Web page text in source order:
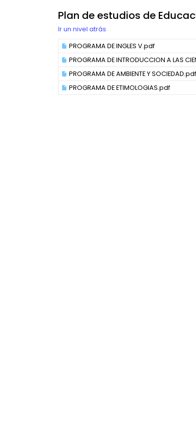
Plan de estudios de
Ir un nivel atrás
PROGRAMA DE INGLES V.pdf
PROGRAMA DE INTRODUCCION A LAS
PROGRAMA DE AMBIENTE Y SOCIEDAD.pdf
PROGRAMA DE ETIMOLOGIAS.pdf